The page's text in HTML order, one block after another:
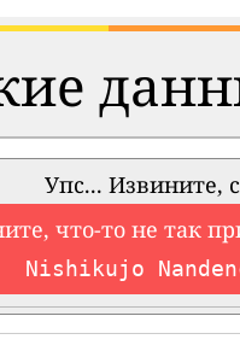
Упс... Извините,
что-то не так
Nishikujo